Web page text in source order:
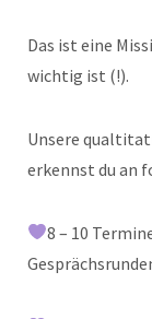
Das ist eine
wichtig ist (!).
Unsere
erkennst du an
8 – 10